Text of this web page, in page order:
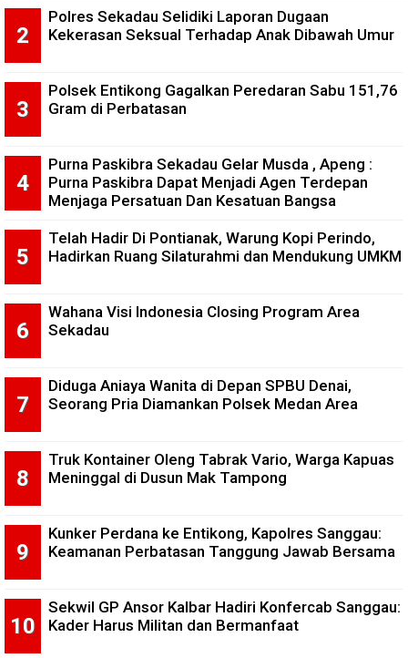
Polres Sekadau Selidiki Laporan Dugaan
Kekerasan Seksual Terhadap Anak Dibawah Umur
Polsek Entikong Gagalkan Peredaran Sabu 151,76
Gram di Perbatasan
Purna Paskibra Sekadau Gelar Musda , Apeng :
Purna Paskibra Dapat Menjadi Agen Terdepan
Menjaga Persatuan Dan Kesatuan Bangsa
Telah Hadir Di Pontianak, Warung Kopi Perindo,
Hadirkan Ruang Silaturahmi dan Mendukung UMKM
Wahana Visi Indonesia Closing Program Area
Sekadau
Diduga Aniaya Wanita di Depan SPBU Denai,
Seorang Pria Diamankan Polsek Medan Area
Truk Kontainer Oleng Tabrak Vario, Warga Kapuas
Meninggal di Dusun Mak Tampong
Kunker Perdana ke Entikong, Kapolres Sanggau:
Keamanan Perbatasan Tanggung Jawab Bersama
Sekwil GP Ansor Kalbar Hadiri Konfercab Sanggau:
Kader Harus Militan dan Bermanfaat